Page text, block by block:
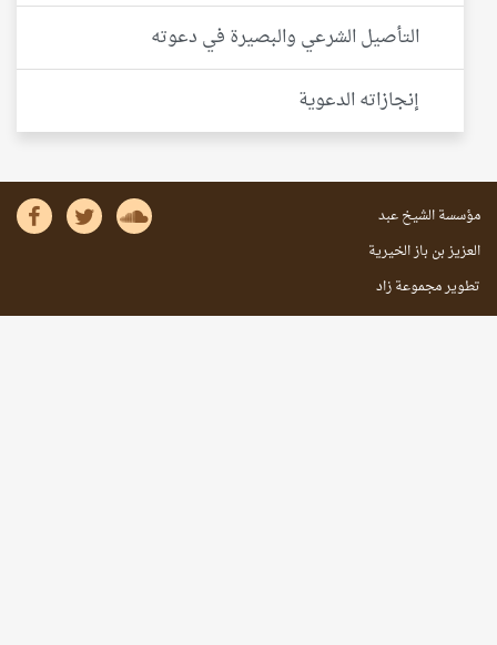
التأصيل الشرعي والبصيرة في دعوته
إنجازاته الدعوية
مؤسسة الشيخ عبد
العزيز بن باز الخيرية
تطوير مجموعة زاد